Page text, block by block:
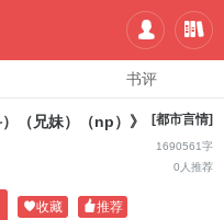
 
书评
[都市言情]
（兄妹）（np）》
1690561字
0人推荐
收藏 推荐